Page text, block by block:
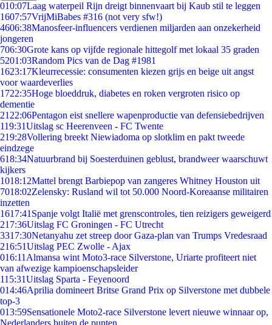
010:07Laag waterpeil Rijn dreigt binnenvaart bij Kaub stil te leggen
1607:57VrijMiBabes #316 (not very sfw!)
4606:38Manosfeer-influencers verdienen miljarden aan onzekerheid
jongeren
706:30Grote kans op vijfde regionale hittegolf met lokaal 35 graden
5201:03Random Pics van de Dag #1981
1623:17Kleurrecessie: consumenten kiezen grijs en beige uit angst
voor waardeverlies
1722:35Hoge bloeddruk, diabetes en roken vergroten risico op
dementie
21 22:06Pentagon eist snellere wapenproductie van defensiebedrijven
119:31Uitslag sc Heerenveen - FC Twente
219:28Vollering breekt Niewiadoma op slotklim en pakt tweede
eindzege
618:34Natuurbrand bij Soesterduinen geblust, brandweer waarschuwt
kijkers
1018:12Mattel brengt Barbiepop van zangeres Whitney Houston uit
7018:02Zelensky: Rusland wil tot 50.000 Noord-Koreaanse militairen
inzetten
1617:41 Spanje volgt Italië met grenscontroles, tien reizigers geweigerd
217:36Uitslag FC Groningen - FC Utrecht
3317:30Netanyahu zet streep door Gaza-plan van Trumps Vredesraad
216:51Uitslag PEC Zwolle - Ajax
016:11 Almansa wint Moto3-race Silverstone, Uriarte profiteert niet
van afwezige kampioenschapsleider
115:31Uitslag Sparta - Feyenoord
014:46Aprilia domineert Britse Grand Prix op Silverstone met dubbele
top-3
013:59Sensationele Moto2-race Silverstone levert nieuwe winnaar op,
Nederlanders buiten de punten